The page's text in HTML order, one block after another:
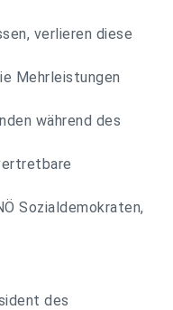
verlieren diese
Mehrleistungen
während des
Sozialdemokraten,
des